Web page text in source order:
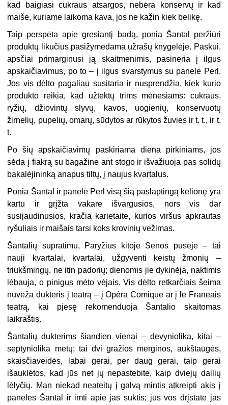
kad baigiasi cukraus atsargos, nebėra konservų ir kad
maiše, kuriame laikoma kava, jos ne kažin kiek belikę.
Taip perspėta apie gresiantį badą, ponia Šantal peržiūri
produktų likučius pasižymėdama užrašų knygelėje. Paskui,
apsčiai primarginusi ją skaitmenimis, pasineria į ilgus
apskaičiavimus, po to – į ilgus svarstymus su panele Perl.
Jos vis dėlto pagaliau susitaria ir nusprendžia, kiek kurio
produkto reikia, kad užtektų trims mėnesiams: cukraus,
ryžių, džiovintų slyvų, kavos, uogienių, konservuotų
žirnelių, pupelių, omarų, sūdytos ar rūkytos žuvies ir t. t., ir t.
t.
Po šių apskaičiavimų paskiriama diena pirkiniams, jos
sėda į fiakrą su bagažine ant stogo ir išvažiuoja pas solidų
bakalėjininką anapus tiltų, į naujus kvartalus.
Ponia Šantal ir panelė Perl visą šią paslaptingą kelionę yra
kartu ir grįžta vakare išvargusios, nors vis dar
susijaudinusios, kračia karietaite, kurios viršus apkrautas
ryšuliais ir maišais tarsi koks krovinių vežimas.
Šantalių supratimu, Paryžius kitoje Senos pusėje – tai
nauji kvartalai, kvartalai, užgyventi keistų žmonių –
triukšmingų, ne itin padorių; dienomis jie dykinėja, naktimis
lėbauja, o pinigus mėto vėjais. Vis dėlto retkarčiais šeima
nuveža dukteris į teatrą – į Opéra Comique ar į le Franēais
teatrą, kai pjesę rekomenduoja Šantalio skaitomas
laikraštis.
Šantalių dukterims šiandien vienai – devyniolika, kitai –
septyniolika metų; tai dvi gražios merginos, aukštaūgės,
skaisčiaveidės, labai gerai, per daug gerai, taip gerai
išauklėtos, kad jūs net jų nepastebite, kaip dviejų dailių
lėlyčių. Man niekad neateitų į galvą mintis atkreipti akis į
paneles Šantal ir imti apie jas suktis; jūs vos drįstate jas